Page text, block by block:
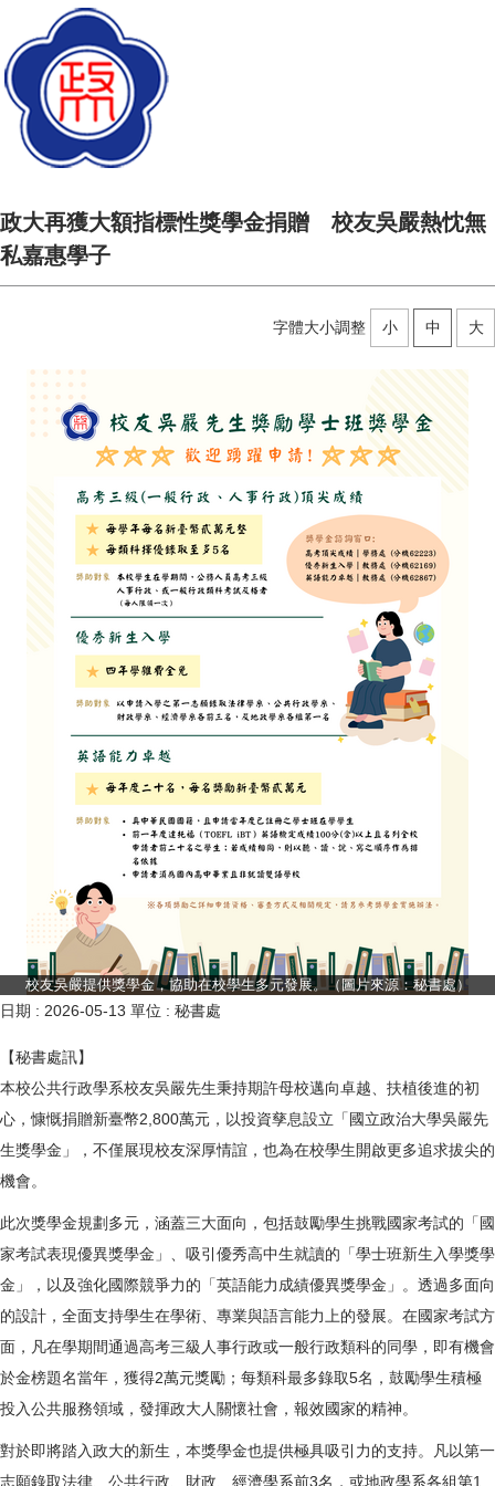
政大再獲大額指標性獎學金捐贈 校友吳嚴熱忱無
私嘉惠學子
字體大小調整 小 中 大
校友吳嚴提供獎學金，協助在校學生多元發展。（圖片來源：秘書處）
日期 : 2026-05-13 單位 : 秘書處
【秘書處訊】
本校公共行政學系校友吳嚴先生秉持期許母校邁向卓越、扶植後進的初
心，慷慨捐贈新臺幣2,800萬元，以投資孳息設立「國立政治大學吳嚴先
生獎學金」，不僅展現校友深厚情誼，也為在校學生開啟更多追求拔尖的
機會。
此次獎學金規劃多元，涵蓋三大面向，包括鼓勵學生挑戰國家考試的「國
家考試表現優異獎學金」、吸引優秀高中生就讀的「學士班新生入學獎學
金」，以及強化國際競爭力的「英語能力成績優異獎學金」。透過多面向
的設計，全面支持學生在學術、專業與語言能力上的發展。在國家考試方
面，凡在學期間通過高考三級人事行政或一般行政類科的同學，即有機會
於金榜題名當年，獲得2萬元獎勵；每類科最多錄取5名，鼓勵學生積極
投入公共服務領域，發揮政大人關懷社會，報效國家的精神。
對於即將踏入政大的新生，本獎學金也提供極具吸引力的支持。凡以第一
志願錄取法律、公共行政、財政、經濟學系前3名，或地政學系各組第1